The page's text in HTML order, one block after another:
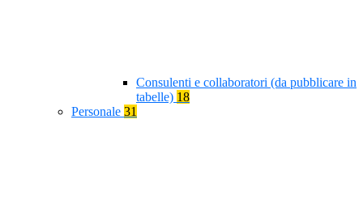
Consulenti e collaboratori (da pubblicare in
tabelle) 18
Personale 31